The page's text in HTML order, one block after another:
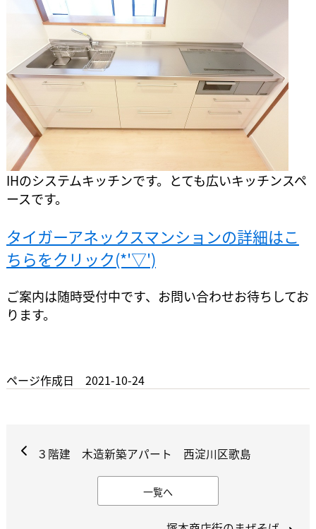
IHのシステムキッチンです。とても広いキッチンスペ
ースです。
タイガーアネックスマンションの詳細はこ
ちらをクリック(*'▽')
ご案内は随時受付中です、お問い合わせお待ちしてお
ります。
ページ作成日 2021-10-24
３階建 木造新築アパート 西淀川区歌島
一覧へ